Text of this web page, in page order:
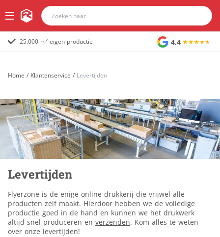
25.000 m² eigen productie 4,4
Home / Klantenservice / Levertijden
Levertijden
Flyerzone is de enige online drukkerij die vrijwel alle
producten zelf maakt. Hierdoor hebben we de volledige
productie goed in de hand en kunnen we het drukwerk
altijd snel produceren en verzenden. Kom alles te weten
over onze levertijden!